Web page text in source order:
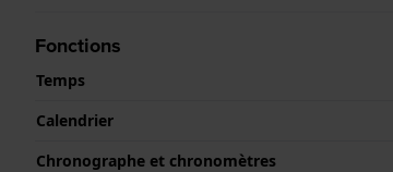
Fonctions
Temps
Calendrier
Chronographe et chronomètres